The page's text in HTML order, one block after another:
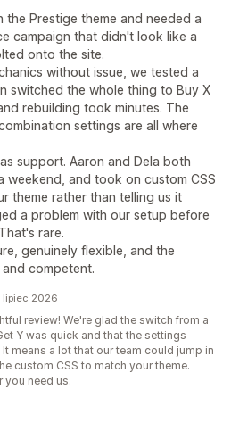
the Prestige theme and needed a
campaign that didn't look like a
onto the site.
without issue, we tested a
switched the whole thing to Buy X
rebuilding took minutes. The
settings are all where
support. Aaron and Dela both
weekend, and took on custom CSS
theme rather than telling us it
a problem with our setup before
rare.
genuinely flexible, and the
competent.
lipiec 2026
review! We're glad the switch from a
Y was quick and that the settings
means a lot that our team could jump in
custom CSS to match your theme.
you need us.